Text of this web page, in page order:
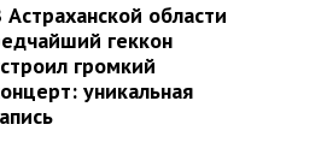
Астраханской области
геккон
громкий
уникальная